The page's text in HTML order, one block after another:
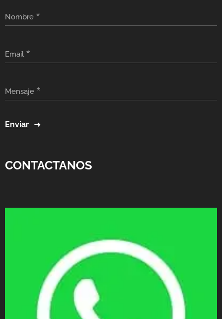
Nombre
Email
Mensaje
Enviar
CONTACTANOS